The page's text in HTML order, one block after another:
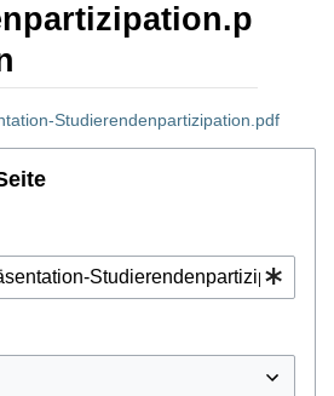
Studierendenpartizipation.pdf
,Suche